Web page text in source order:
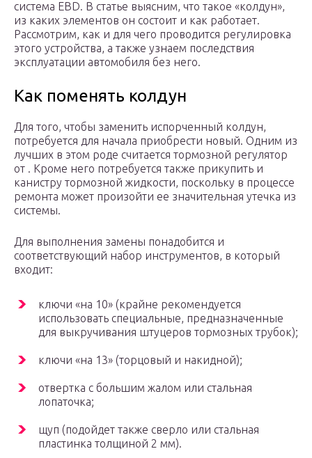
система EBD. В статье выясним, что такое «колдун»,
из каких элементов он состоит и как работает.
Рассмотрим, как и для чего проводится регулировка
этого устройства, а также узнаем последствия
эксплуатации автомобиля без него.
Как поменять колдун
Для того, чтобы заменить испорченный колдун,
потребуется для начала приобрести новый. Одним из
лучших в этом роде считается тормозной регулятор
от . Кроме него потребуется также прикупить и
канистру тормозной жидкости, поскольку в процессе
ремонта может произойти ее значительная утечка из
системы.
Для выполнения замены понадобится и
соответствующий набор инструментов, в который
входит:
ключи «на 10» (крайне рекомендуется
использовать специальные, предназначенные
для выкручивания штуцеров тормозных трубок);
ключи «на 13» (торцовый и накидной);
отвертка с большим жалом или стальная
лопаточка;
щуп (подойдет также сверло или стальная
пластинка толщиной 2 мм).